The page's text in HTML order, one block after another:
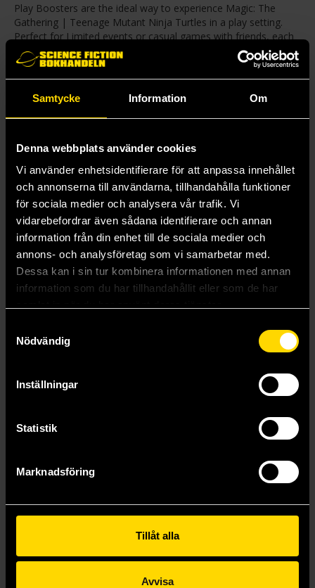
Samtycke Information Om
Denna webbplats använder cookies
Vi använder enhetsidentifierare för att anpassa innehållet
och annonserna till användarna, tillhandahålla funktioner
för sociala medier och analysera vår trafik. Vi
vidarebefordrar även sådana identifierare och annan
information från din enhet till de sociala medier och
annons- och analysföretag som vi samarbetar med.
Dessa kan i sin tur kombinera informationen med annan
information som du har tillhandahållit eller som de har
Nödvändig
Inställningar
Statistik
Marknadsföring
Tillåt alla
Avvisa
Play Boosters are the ideal way to experience Magic: The
Gathering | Teenage Mutant Ninja Turtles in a play setting.
Perfect for Limited events or casual games with friends, each
pack supports fun deck building and play—and includes at least
one foil card to discover.
30 Magic: The Gathering® | Teenage Mutant Ninja Turtles
Play Boosters
Each Play Booster contains 14 Magic: The Gathering cards
1–5 cards of rarity rare or higher (2: 25%; 3: 3%; 4: <1%)
6–10 common cards
1 land card
1 card of any rarity is traditional foil
Foil borderless mythic rare Turtle in <1% of boosters
Traditional foil land replaces a land in 20% of boosters
Mer från Wizards of the Coast
MTG: Marvel Super Heroes - Play Booster
Magic the Gathering Magic the Gathering
99 kr